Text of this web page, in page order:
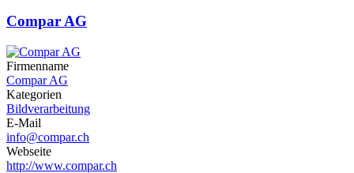
Compar AG
Firmenname
Compar AG
Kategorien
Bildverarbeitung
E-Mail
info@compar.ch
Webseite
http://www.compar.ch